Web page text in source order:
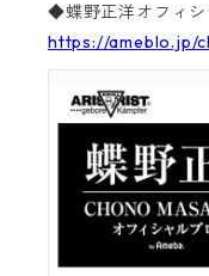
◆蝶野正洋オフィ
https://ameblo.jp/